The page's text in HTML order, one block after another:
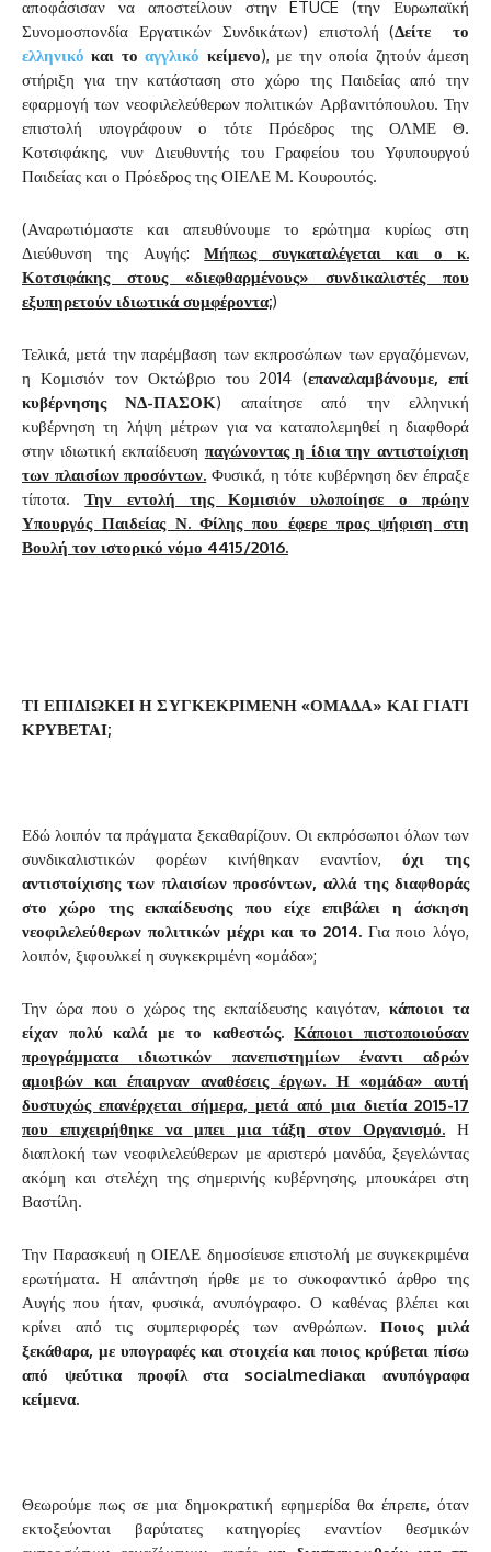
αποφάσισαν να αποστείλουν στην ETUCE (την Ευρωπαϊκή
Συνομοσπονδία Εργατικών Συνδικάτων) επιστολή (Δείτε
το
ελληνικό και τοαγγλικό κείμενο), με την οποία ζητούν άμεση
στήριξη για την κατάσταση στο χώρο της Παιδείας από την
εφαρμογή των νεοφιλελεύθερων πολιτικών Αρβανιτόπουλου. Την
επιστολή υπογράφουν ο τότε Πρόεδρος της ΟΛΜΕ Θ.
Κοτσιφάκης, νυν Διευθυντής του Γραφείου του Υφυπουργού
Παιδείας και ο Πρόεδρος της ΟΙΕΛΕ Μ. Κουρουτός.
(Αναρωτιόμαστε και απευθύνουμε το ερώτημα κυρίως στη
Διεύθυνση της Αυγής:Μήπως συγκαταλέγεται και ο κ.
Κοτσιφάκης στους «διεφθαρμένους» συνδικαλιστές που
εξυπηρετούν ιδιωτικά συμφέροντα;)
Τελικά, μετά την παρέμβαση των εκπροσώπων των εργαζόμενων,
η Κομισιόν τον Οκτώβριο του 2014 (επαναλαμβάνουμε, επί
κυβέρνησης ΝΔ-ΠΑΣΟΚ) απαίτησε από την ελληνική
κυβέρνηση τη λήψη μέτρων για να καταπολεμηθεί η διαφθορά
στην ιδιωτική εκπαίδευση παγώνοντας η ίδια την αντιστοίχιση
των πλαισίων προσόντων. Φυσικά, η τότε κυβέρνηση δεν έπραξε
τίποτα.Την εντολή της Κομισιόν υλοποίησε ο πρώην
Υπουργός Παιδείας Ν. Φίλης που έφερε προς ψήφιση στη
Βουλή τον ιστορικό νόμο 4415/2016.
ΤΙ ΕΠΙΔΙΩΚΕΙ Η ΣΥΓΚΕΚΡΙΜΕΝΗ «ΟΜΑΔΑ» ΚΑΙ ΓΙΑΤΙ
ΚΡΥΒΕΤΑΙ;
Εδώ λοιπόν τα πράγματα ξεκαθαρίζουν. Οι εκπρόσωποι όλων των
συνδικαλιστικών φορέων κινήθηκαν εναντίον, όχι της
αντιστοίχισης των πλαισίων προσόντων, αλλά της διαφθοράς
στο χώρο της εκπαίδευσης που είχε επιβάλει η άσκηση
νεοφιλελεύθερων πολιτικών μέχρι και το 2014. Για ποιο λόγο,
λοιπόν, ξιφουλκεί η συγκεκριμένη «ομάδα»;
Την ώρα που ο χώρος της εκπαίδευσης καιγόταν,κάποιοι τα
είχαν πολύ καλά με το καθεστώς.Κάποιοι πιστοποιούσαν
προγράμματα ιδιωτικών πανεπιστημίων έναντι αδρών
αμοιβών και έπαιρναν αναθέσεις έργων. Η «ομάδα» αυτή
δυστυχώς επανέρχεται σήμερα, μετά από μια διετία 2015-17
που επιχειρήθηκε να μπει μια τάξη στον Οργανισμό. Η
διαπλοκή των νεοφιλελεύθερων με αριστερό μανδύα, ξεγελώντας
ακόμη και στελέχη της σημερινής κυβέρνησης, μπουκάρει στη
Βαστίλη.
Την Παρασκευή η ΟΙΕΛΕ δημοσίευσε επιστολή με συγκεκριμένα
ερωτήματα. Η απάντηση ήρθε με το συκοφαντικό άρθρο της
Αυγής που ήταν, φυσικά, ανυπόγραφο. Ο καθένας βλέπει και
κρίνει από τις συμπεριφορές των ανθρώπων.Ποιος μιλά
ξεκάθαρα, με υπογραφές και στοιχεία και ποιος κρύβεται πίσω
από ψεύτικα προφίλ στα socialmediaκαι ανυπόγραφα
κείμενα.
Θεωρούμε πως σε μια δημοκρατική εφημερίδα θα έπρεπε, όταν
εκτοξεύονται βαρύτατες κατηγορίες εναντίον θεσμικών